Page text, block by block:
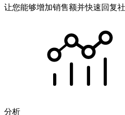
让您能够增加销售额并快速回复
分析